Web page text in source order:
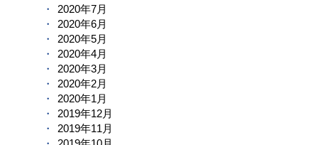
2020年7月
2020年6月
2020年5月
2020年4月
2020年3月
2020年2月
2020年1月
2019年12月
2019年11月